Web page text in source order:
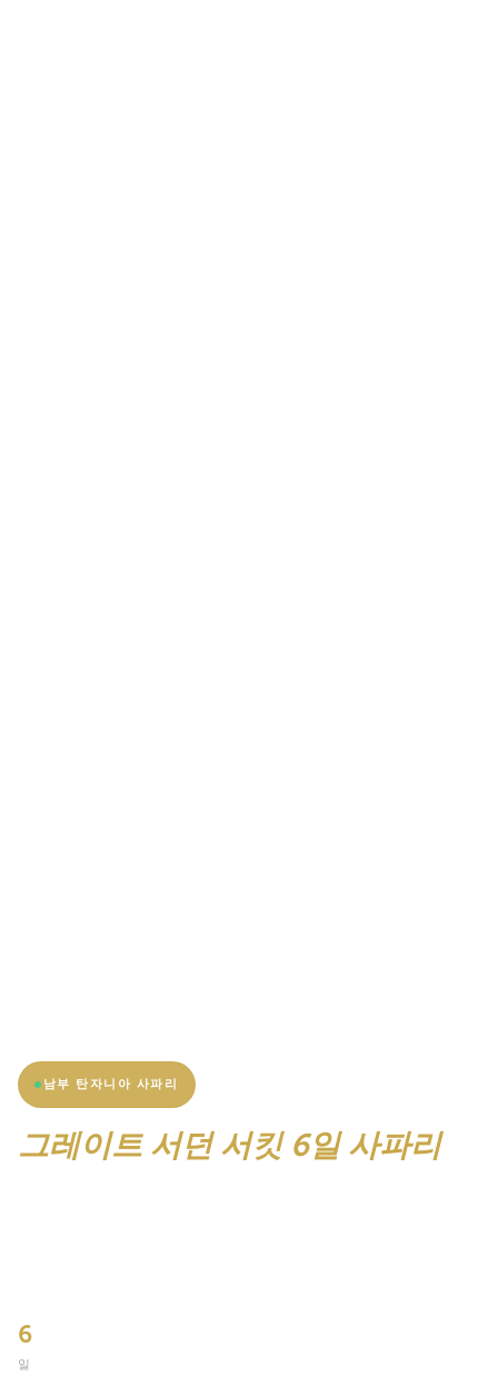
남부 탄자니아 사파리
그레이트 서던 서킷 6일 사파리
6
일